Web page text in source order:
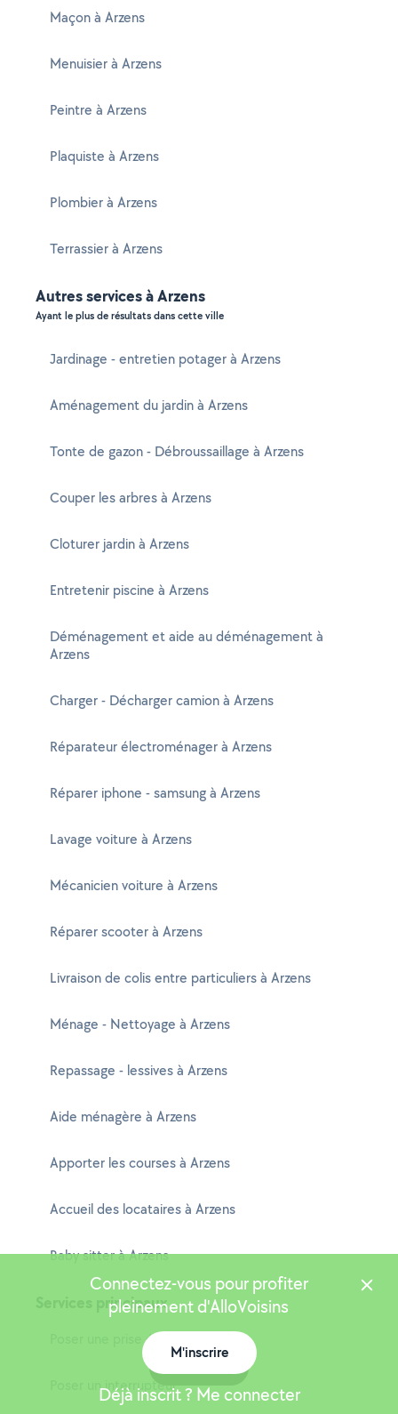
Maçon à Arzens
Menuisier à Arzens
Peintre à Arzens
Plaquiste à Arzens
Plombier à Arzens
Terrassier à Arzens
Autres services à Arzens
Ayant le plus de résultats dans cette ville
Jardinage - entretien potager à Arzens
Aménagement du jardin à Arzens
Tonte de gazon - Débroussaillage à Arzens
Couper les arbres à Arzens
Cloturer jardin à Arzens
Entretenir piscine à Arzens
Déménagement et aide au déménagement à
Arzens
Charger - Décharger camion à Arzens
Réparateur électroménager à Arzens
Réparer iphone - samsung à Arzens
Lavage voiture à Arzens
Mécanicien voiture à Arzens
Réparer scooter à Arzens
Livraison de colis entre particuliers à Arzens
Ménage - Nettoyage à Arzens
Repassage - lessives à Arzens
Aide ménagère à Arzens
Apporter les courses à Arzens
Accueil des locataires à Arzens
Baby sitter à Arzens
Services principaux
Poser une prise électrique
Poser un interrupteur
Connectez-vous pour profiter
pleinement d'AlloVoisins
M'inscrire
Déjà inscrit ? Me connecter